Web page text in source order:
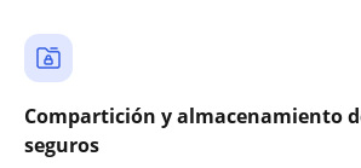
Compartición y almacenamiento
seguros